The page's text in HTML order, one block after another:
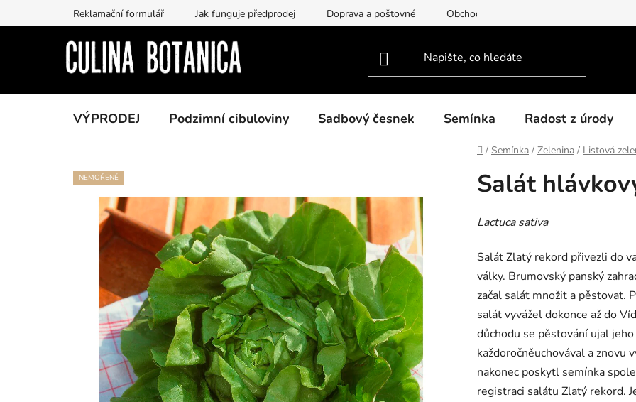
na
Reklamační formulář Jak funguje předprodej Doprava a poštovné Obchodní podmínky Podmínky
VÝPRODEJ Podzimní cibuloviny Sadbový česnek Semínka Radost z úrody
Domů
/ Semínka / Zelenina / Listová
Salát
Lactuca sativa
Salát Zlatý rekord přivezli do
války. Brumovský panský
začal salát množit a pěstovat.
salát vyvážel dokonce až do
důchodu se pěstování ujal
každoročněuchovával a znovu
nakonec poskytl semínka
registraci salátu Zlatý rekord.
NEMOŘENÉ